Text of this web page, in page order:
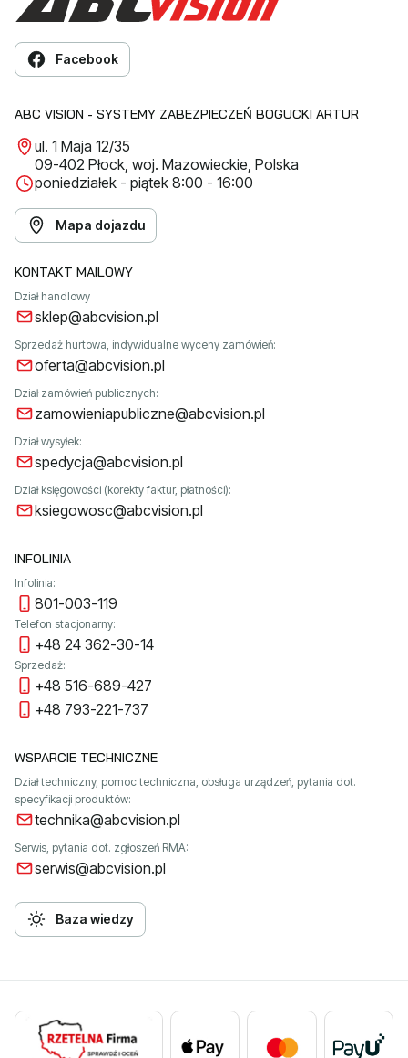
Facebook
ABC VISION - SYSTEMY ZABEZPIECZEŃ BOGUCKI ARTUR
ul. 1 Maja 12/35
09-402 Płock, woj. Mazowieckie, Polska
poniedziałek - piątek 8:00 - 16:00
Mapa dojazdu
KONTAKT MAILOWY
Dział handlowy
sklep@abcvision.pl
Sprzedaż hurtowa, indywidualne wyceny zamówień:
oferta@abcvision.pl
Dział zamówień publicznych:
zamowieniapubliczne@abcvision.pl
Dział wysyłek:
spedycja@abcvision.pl
Dział księgowości (korekty faktur, płatności):
ksiegowosc@abcvision.pl
INFOLINIA
Infolinia:
801-003-119
Telefon stacjonarny:
+48 24 362-30-14
Sprzedaż:
+48 516-689-427
+48 793-221-737
WSPARCIE TECHNICZNE
Dział techniczny, pomoc techniczna, obsługa urządzeń, pytania dot.
specyfikacji produktów:
technika@abcvision.pl
Serwis, pytania dot. zgłoszeń RMA:
serwis@abcvision.pl
Baza wiedzy